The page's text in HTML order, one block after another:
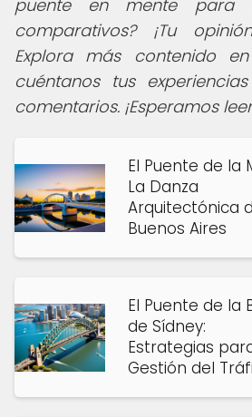
puente en mente para
comparativos? ¡Tu
Explora más contenido
cuéntanos tus
comentarios. ¡Esperamos
El Puente de la
La Danza
Arquitectónica
Buenos Aires
El Puente de la
de Sídney:
Estrategias
Gestión del